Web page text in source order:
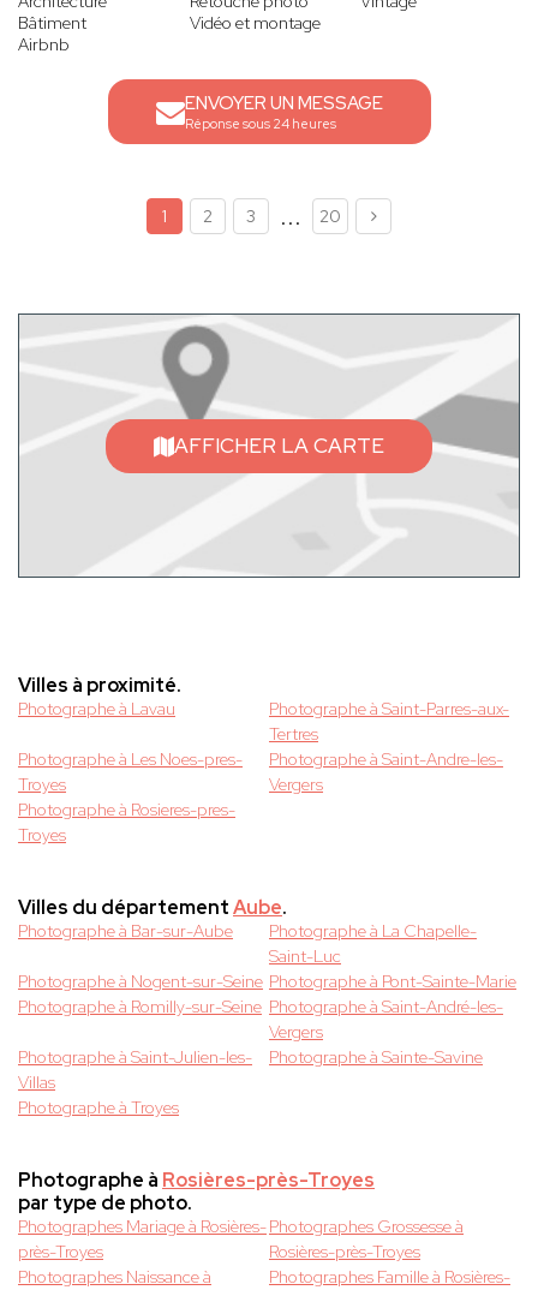
Bâtiment
Airbnb
Vidéo et montage
ENVOYER UN MESSAGE
Réponse sous 24 heures
1 2 3 ... 20
AFFICHER LA CARTE
Villes à proximité.
Photographe à Lavau
Photographe à Saint-Parres-aux-
Tertres
Photographe à Les Noes-pres-
Troyes
Photographe à Saint-Andre-les-
Vergers
Photographe à Rosieres-pres-
Troyes
Villes du départementAube.
Photographe à Bar-sur-Aube
Photographe à La Chapelle-
Saint-Luc
Photographe à Nogent-sur-Seine Photographe à Pont-Sainte-Marie
Photographe à Romilly-sur-Seine Photographe à Saint-André-les-
Vergers
Photographe à Saint-Julien-les-
Villas
Photographe à Sainte-Savine
Photographe à Troyes
Photographe à Rosières-près-Troyes
par type de photo.
Photographes Mariage à Rosières-
près-Troyes
Photographes Grossesse à
Rosières-près-Troyes
Photographes Naissance à
Photographes Famille à Rosières-